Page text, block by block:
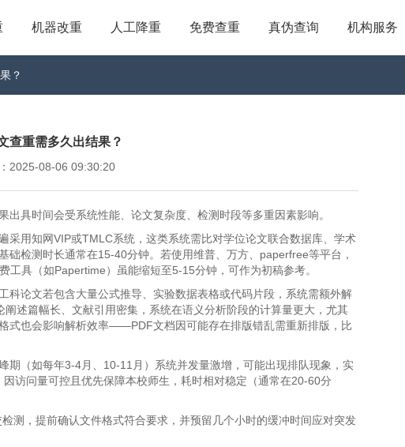
机器改重 人工降重 免费查重 真伪查询 机构服务
？
查重需多久出结果？
2025-08-06 09:30:20
出具时间会受系统性能、论文复杂度、检测时段等多重因素影响。
采用知网VIP或TMLC系统，这类系统需比对学位论文联合数据库、学术
检测时长通常在15-40分钟。若使用维普、万方、paperfree等平台，
具（如Papertime）虽能缩短至5-15分钟，可作为初稿参考。
科论文若包含大量公式推导、实验数据表格或代码片段，系统需额外解
述篇幅长、文献引用密集，系统在语义分析阶段的计算量更大，尤其
式也会影响解析效率——PDF文档因可能存在排版错乱需重新排版，比
期（如每年3-4月、10-11月）系统并发量激增，可能出现排队现象，实
访问量可控且优先保障本校师生，耗时相对稳定（通常在20-60分
测，提前确认文件格式符合要求，并预留几个小时的缓冲时间应对突发